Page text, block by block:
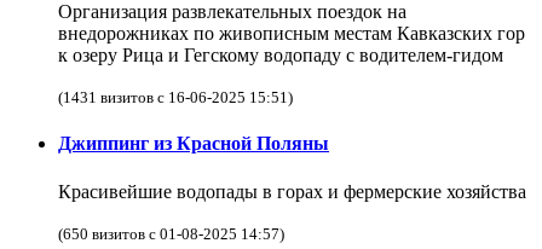
Организация развлекательных поездок на
внедорожниках по живописным местам Кавказских гор
к озеру Рица и Гегскому водопаду с водителем-гидом
(1431 визитов с 16-06-2025 15:51)
Джиппинг из Красной Поляны
Красивейшие водопады в горах и фермерские хозяйства
(650 визитов с 01-08-2025 14:57)